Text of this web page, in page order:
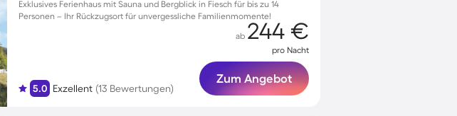
Exklusives Ferienhaus mit Sauna und Bergblick in Fiesch für bis zu 14
Personen – Ihr Rückzugsort für unvergessliche Familienmomente!
5.0 Exzellent (13 Bewertungen)
ab 244 €
pro Nacht
Zum Angebot